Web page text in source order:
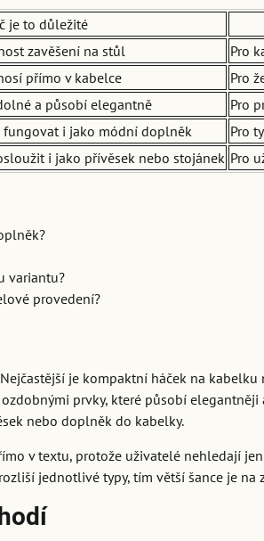
je to důležité
zavěšení na stůl
Pro
přímo v kabelce
Pro
a působí elegantně
Pro
fungovat i jako módní doplněk
Pro
i jako přívěsek nebo stojánek Pro
variantu?
provedení?
je kompaktní háček na
prvky, které působí
nebo doplněk do kabelky.
v textu, protože uživatelé nehledají
jednotlivé typy, tím větší šance je na